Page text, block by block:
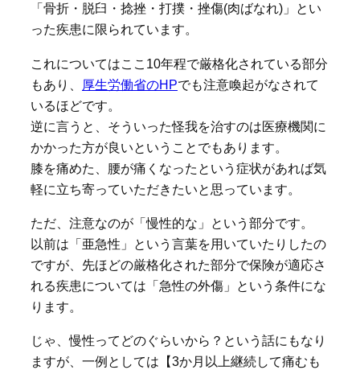
「骨折・脱臼・捻挫・打撲・挫傷(肉ばなれ)」とい
った疾患に限られています。
これについてはここ10年程で厳格化されている部分
もあり、
厚生労働省のHPでも注意喚起がなされて
いるほどです。
逆に言うと、そういった怪我を治すのは医療機関に
かかった方が良いということでもあります。
膝を痛めた、腰が痛くなったという症状があれば気
軽に立ち寄っていただきたいと思っています。
ただ、注意なのが「慢性的な」という部分です。
以前は「亜急性」という言葉を用いていたりしたの
ですが、先ほどの厳格化された部分で保険が適応さ
れる疾患については「急性の外傷」という条件にな
ります。
じゃ、慢性ってどのぐらいから？という話にもなり
ますが、一例としては【3か月以上継続して痛むも